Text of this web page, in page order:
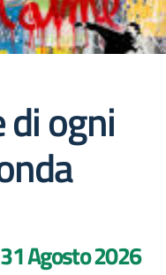
ogni
Agosto 2026